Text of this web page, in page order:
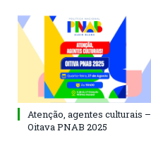
Atenção, agentes culturais –
Oitava PNAB 2025